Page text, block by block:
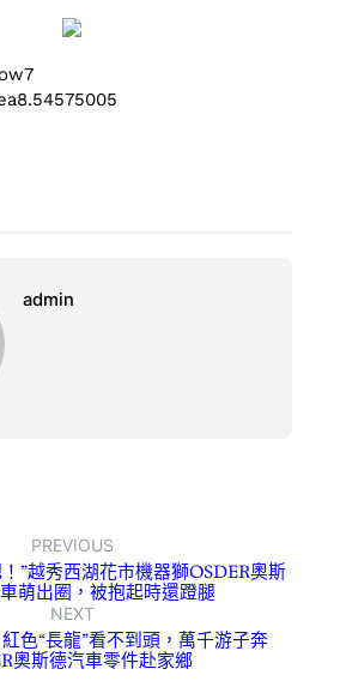
admin
PREVIOUS
”越秀西湖花市機器獅OSDER奧斯
萌出圈，被抱起時還蹬腿
NEXT
色“長龍”看不到頭，萬千游子奔
奧斯德汽車零件赴家鄉